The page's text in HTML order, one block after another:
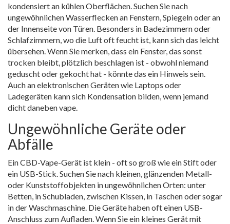
kondensiert an kühlen Oberflächen. Suchen Sie nach
ungewöhnlichen Wasserflecken an Fenstern, Spiegeln oder an
der Innenseite von Türen. Besonders in Badezimmern oder
Schlafzimmern, wo die Luft oft feucht ist, kann sich das leicht
übersehen. Wenn Sie merken, dass ein Fenster, das sonst
trocken bleibt, plötzlich beschlagen ist - obwohl niemand
geduscht oder gekocht hat - könnte das ein Hinweis sein.
Auch an elektronischen Geräten wie Laptops oder
Ladegeräten kann sich Kondensation bilden, wenn jemand
dicht daneben vape.
Ungewöhnliche Geräte oder
Abfälle
Ein CBD-Vape-Gerät ist klein - oft so groß wie ein Stift oder
ein USB-Stick. Suchen Sie nach kleinen, glänzenden Metall-
oder Kunststoffobjekten in ungewöhnlichen Orten: unter
Betten, in Schubladen, zwischen Kissen, in Taschen oder sogar
in der Waschmaschine. Die Geräte haben oft einen USB-
Anschluss zum Aufladen. Wenn Sie ein kleines Gerät mit